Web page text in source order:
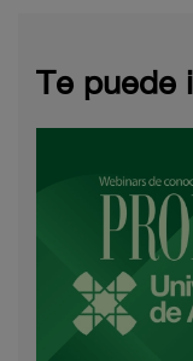
Te puede